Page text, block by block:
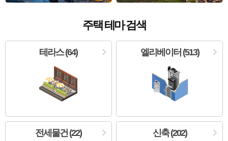
주택 테마 검색
테라스 (64) 엘리베이터 (513)
전세물건 (22) 신축 (202)